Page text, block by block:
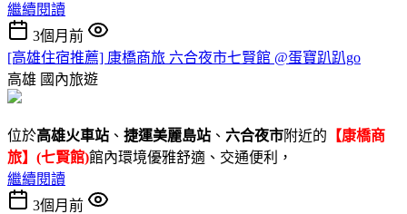
繼續閱讀
3個月前
[高雄住宿推薦] 康橋商旅 六合夜市七賢館 @蛋寶趴趴go
高雄 國內旅遊
位於高雄火車站 、 捷運美麗島站 、 六合夜市附近的 【康橋商
旅】(七賢館)館內環境優雅舒適、交通便利，
繼續閱讀
3個月前